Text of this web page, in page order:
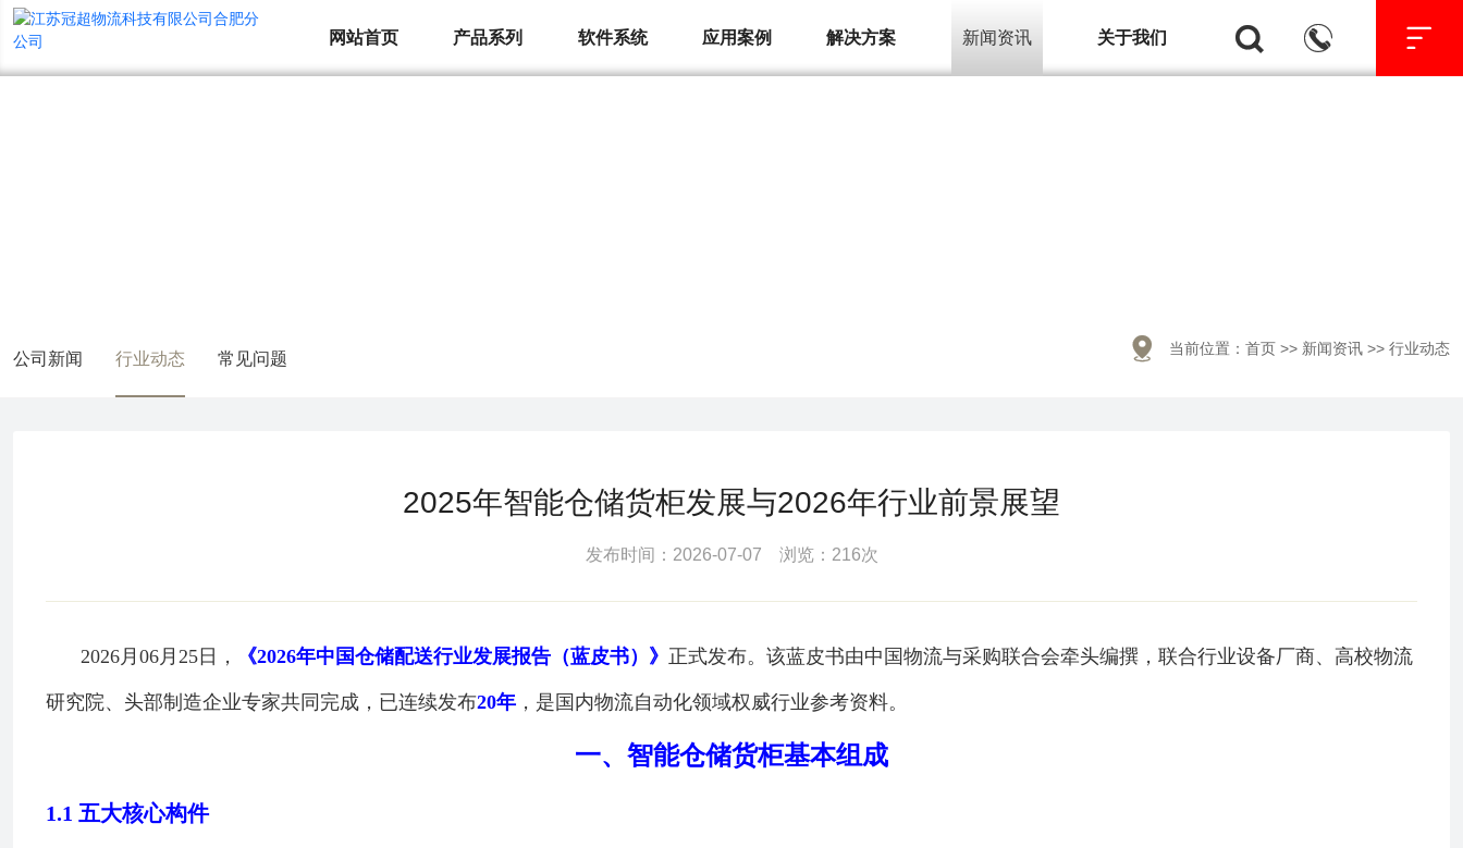
网站首页 产品系列 软件系统 应用案例 解决方案 新闻资讯 关于我们   
公司新闻 行业动态 常见问题  当前位置： 首页 >> 新闻资讯 >> 行业动态
2025年智能仓储货柜发展与2026年行业前景展望
发布时间：2026-07-07 浏览：216次
2026月06月25日， 《2026年中国仓储配送行业发展报告（蓝皮书）》 正式发布。该蓝皮书由中国物流与采购联合会牵头编撰，联合行业设备厂商、高校物流
研究院、头部制造企业专家共同完成，已连续发布20年 ，是国内物流自动化领域权威行业参考资料。
一、智能仓储货柜基本组成
1.1 五大核心构件